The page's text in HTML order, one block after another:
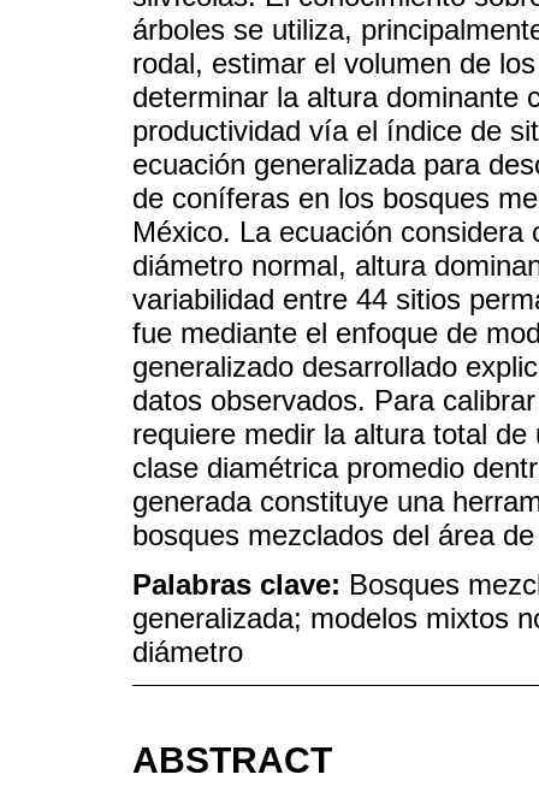
árboles se utiliza,
rodal, estimar el volumen de
determinar la altura dominante
productividad vía el índice de
ecuación generalizada para
de coníferas en los bosques
México. La ecuación
diámetro normal, altura
variabilidad entre 44 sitios
fue mediante el enfoque de
generalizado desarrollado
datos observados. Para
requiere medir la altura total
clase diamétrica promedio
generada constituye una
bosques mezclados del área
Palabras clave: Bosques
generalizada; modelos mixtos
diámetro
ABSTRACT